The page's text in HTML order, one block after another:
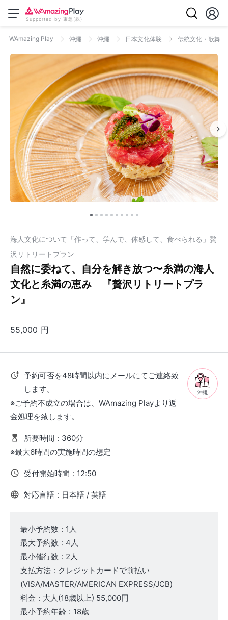
Supported by 東急(株)
WAmazing Play 沖繩 沖繩 日本文化体験 伝統文化・歌舞
海人文化について「作って、学んで、体感して、食べられる」贅
沢リトリートプラン
自然に委ねて、自分を解き放つ〜糸満の海人
文化と糸満の恵み 『贅沢リトリートプラ
ン』
55,000 円
沖繩
予約可否を48時間以内にメールにてご連絡致
します。
※ご予約不成立の場合は、WAmazing Playより返
金処理を致します。
所要時間 : 360分
※最大6時間の実施時間の想定
受付開始時間 : 12:50
対応言語 : 日本語 / 英語
最小予約数 : 1人
最大予約数 : 4人
最小催行数 : 2人
支払方法 : クレジットカードで前払い
(VISA/MASTER/AMERICAN EXPRESS/JCB)
料金 : 大人(18歳以上) 55,000円
最小予約年齢 : 18歳